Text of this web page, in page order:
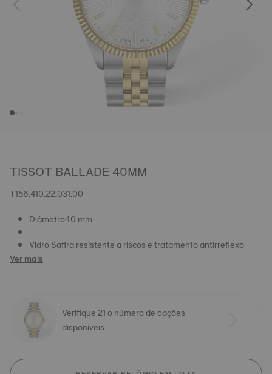
TISSOT BALLADE 40MM
T156.410.22.031.00
Diâmetro40 mm
Vidro Safira resistente a riscos e tratamento antirreflexo
Ver mais
Verifique 21 o número de opções
disponíveis